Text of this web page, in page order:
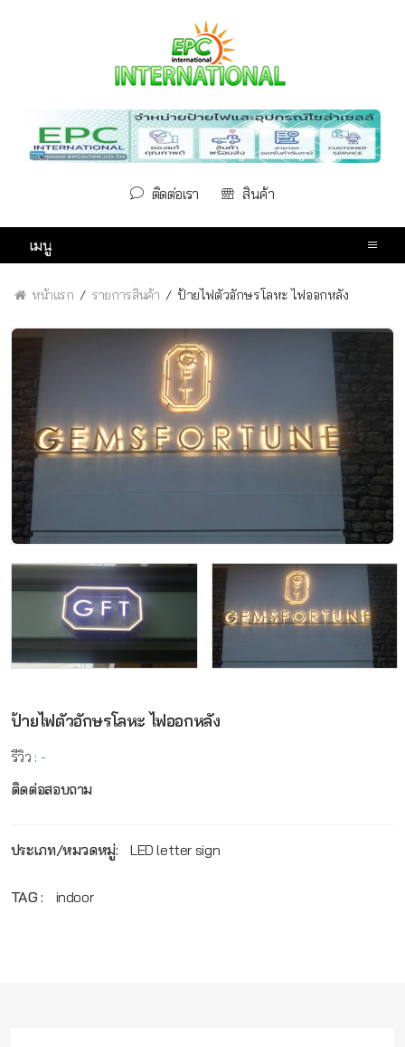
ติดต่อเรา สินค้า
เมนู
หน้าแรก รายการสินค้า ป้ายไฟตัวอักษรโลหะ ไฟออกหลัง
ป้ายไฟตัวอักษรโลหะ ไฟออกหลัง
รีวิว : -
ติดต่อสอบถาม
ประเภท/หมวดหมู่: LED letter sign
TAG : indoor